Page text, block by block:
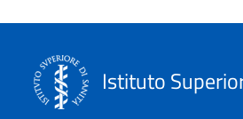
Istituto